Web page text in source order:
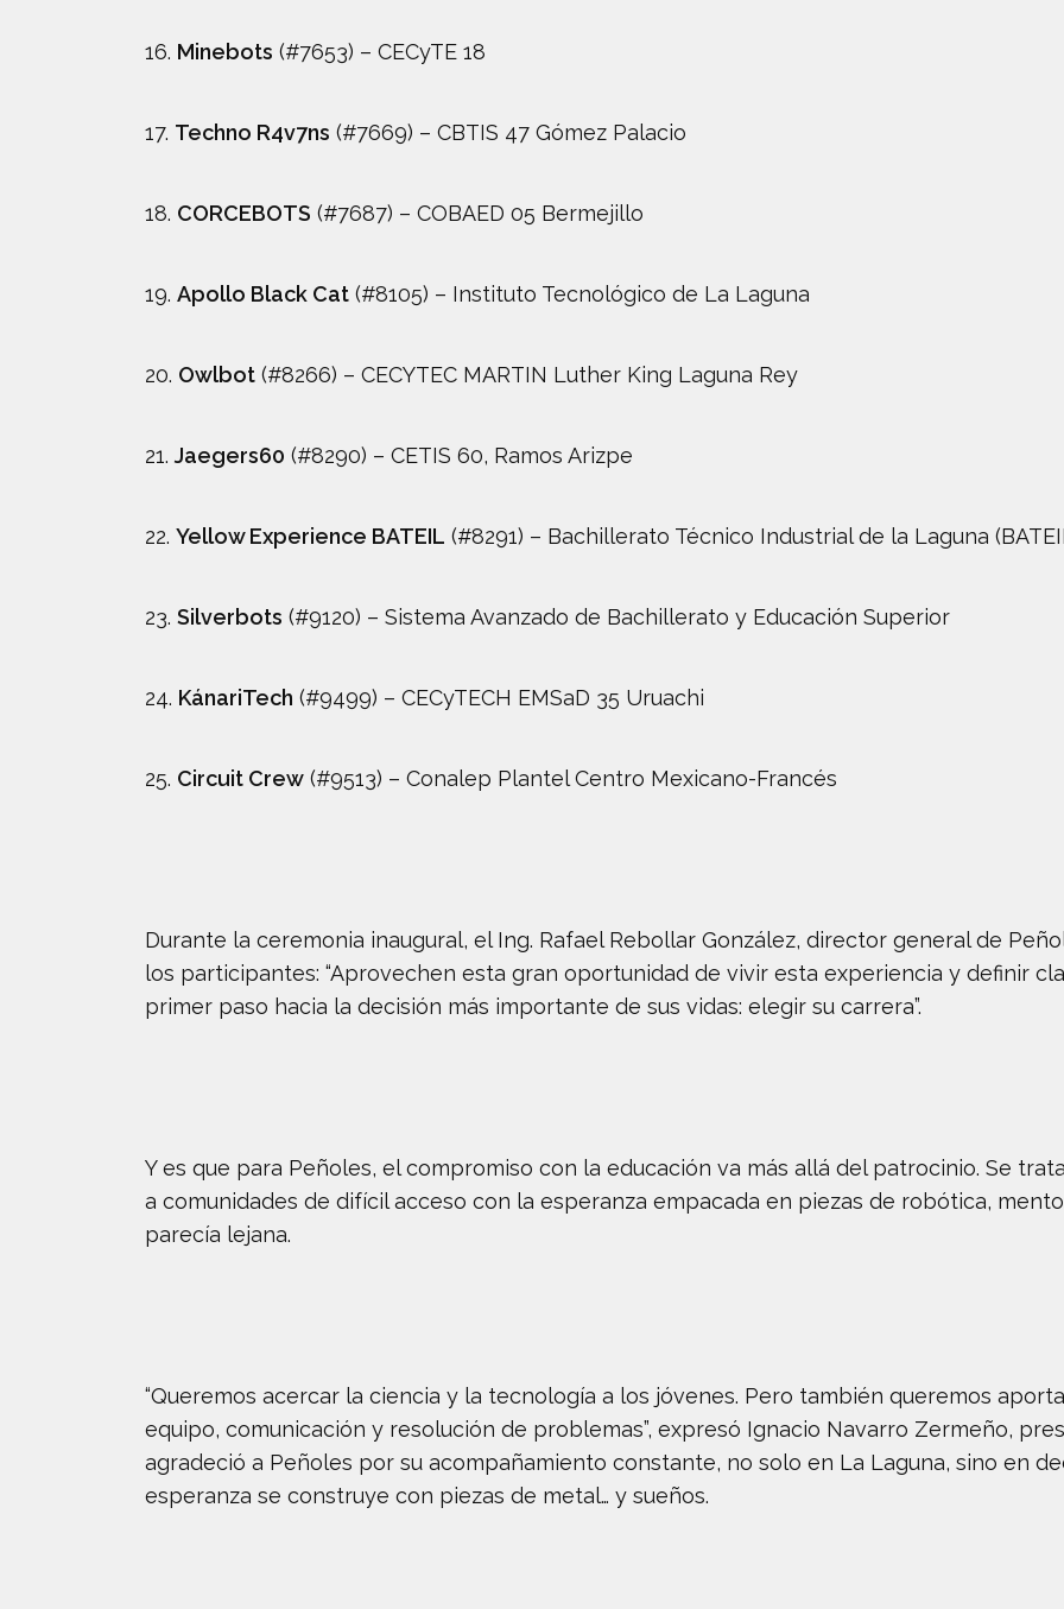
16. Minebots (#7653) – CECyTE 18
17. Techno R4v7ns (#7669) – CBTIS 47 Gómez Palacio
18. CORCEBOTS (#7687) – COBAED 05 Bermejillo
19. Apollo Black Cat (#8105) – Instituto Tecnológico de La Laguna
20. Owlbot (#8266) – CECYTEC MARTIN Luther King Laguna Rey
21. Jaegers60 (#8290) – CETIS 60, Ramos Arizpe
22. Yellow Experience BATEIL (#8291) – Bachillerato Técnico Industrial de la Laguna
23. Silverbots (#9120) – Sistema Avanzado de Bachillerato y Educación Superior
24. KánariTech (#9499) – CECyTECH EMSaD 35 Uruachi
25. Circuit Crew (#9513) – Conalep Plantel Centro Mexicano-Francés
Durante la ceremonia inaugural, el Ing. Rafael Rebollar González, director general de
los participantes: “Aprovechen esta gran oportunidad de vivir esta experiencia y definir
primer paso hacia la decisión más importante de sus vidas: elegir su carrera”.
Y es que para Peñoles, el compromiso con la educación va más allá del patrocinio. Se
a comunidades de difícil acceso con la esperanza empacada en piezas de robótica,
parecía lejana.
“Queremos acercar la ciencia y la tecnología a los jóvenes. Pero también queremos
equipo, comunicación y resolución de problemas”, expresó Ignacio Navarro Zermeño,
agradeció a Peñoles por su acompañamiento constante, no solo en La Laguna, sino en
esperanza se construye con piezas de metal… y sueños.